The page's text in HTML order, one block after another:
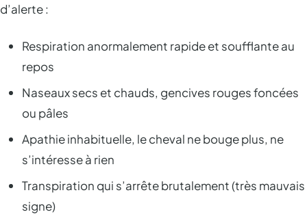
d’alerte :
Respiration anormalement rapide et soufflante au
repos
Naseaux secs et chauds, gencives rouges foncées
ou pâles
Apathie inhabituelle, le cheval ne bouge plus, ne
s’intéresse à rien
Transpiration qui s’arrête brutalement (très mauvais
signe)